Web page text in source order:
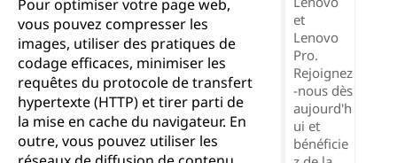
Pour optimiser votre page web,
vous pouvez compresser les
images, utiliser des pratiques de
codage efficaces, minimiser les
requêtes du protocole de transfert
hypertexte (HTTP) et tirer parti de
la mise en cache du navigateur. En
outre, vous pouvez utiliser les
et
Lenovo
Pro.
Rejoignez
-nous dès
aujourd'h
ui et
bénéficie